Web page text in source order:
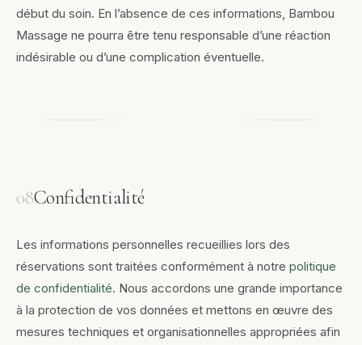
début du soin. En l’absence de ces informations, Bambou
Massage ne pourra être tenu responsable d’une réaction
indésirable ou d’une complication éventuelle.
08Confidentialité
Les informations personnelles recueillies lors des
réservations sont traitées conformément à notre politique
de confidentialité. Nous accordons une grande importance
à la protection de vos données et mettons en œuvre des
mesures techniques et organisationnelles appropriées afin